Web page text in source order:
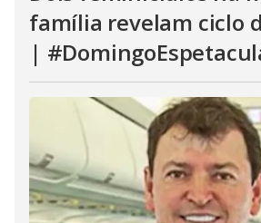
família revelam ciclo
|